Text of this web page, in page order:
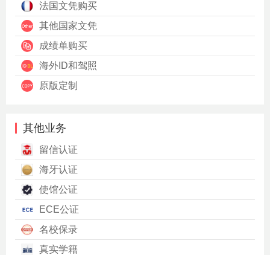
法国文凭购买
其他国家文凭
成绩单购买
海外ID和驾照
原版定制
其他业务
留信认证
海牙认证
使馆公证
ECE公证
名校保录
真实学籍